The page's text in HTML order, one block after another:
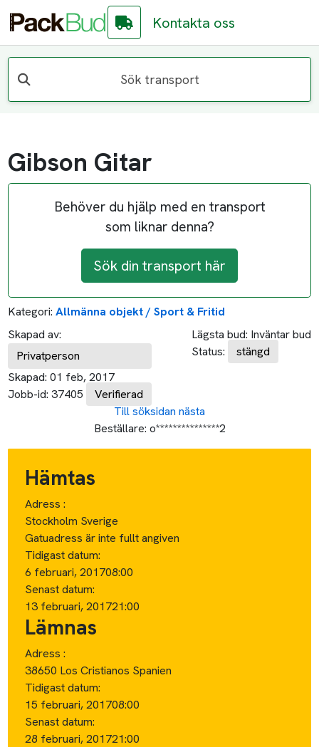
Kontakta oss
Sök transport
Gibson Gitar
Behöver du hjälp med en transport
som liknar denna?
Sök din transport här
Kategori: Allmänna objekt / Sport & Fritid
Skapad av:
Privatperson
Skapad: 01 feb, 2017
Jobb-id: 37405 Verifierad
Lägsta bud: Inväntar bud
Status:
stängd
Till söksidan nästa
Beställare: o***************2
Hämtas
Adress :
Stockholm Sverige
Gatuadress är inte fullt angiven
Tidigast datum:
6 februari, 201708:00
Senast datum:
13 februari, 201721:00
Lämnas
Adress :
38650 Los Cristianos Spanien
Tidigast datum:
15 februari, 201708:00
Senast datum:
28 februari, 201721:00